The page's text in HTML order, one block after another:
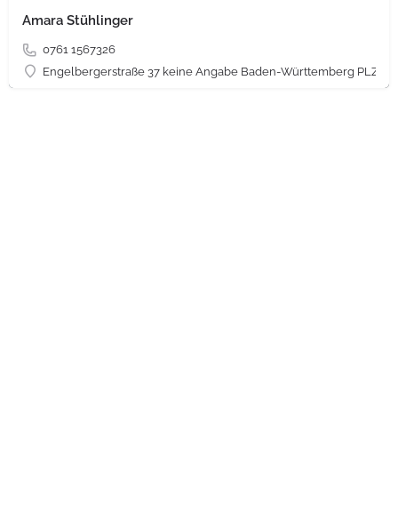
Amara Stühlinger
0761 1567326
Engelbergerstraße 37 keine Angabe Baden-Württemberg PLZ